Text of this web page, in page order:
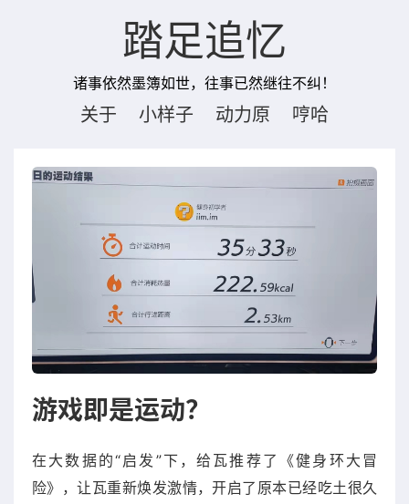
踏足追忆
诸事依然墨簿如世，往事已然继往不纠！
关于 小样子 动力原 哼哈
游戏即是运动？
在大数据的“启发”下，给瓦推荐了《健身环大冒
险》，让瓦重新焕发激情，开启了原本已经吃土很久